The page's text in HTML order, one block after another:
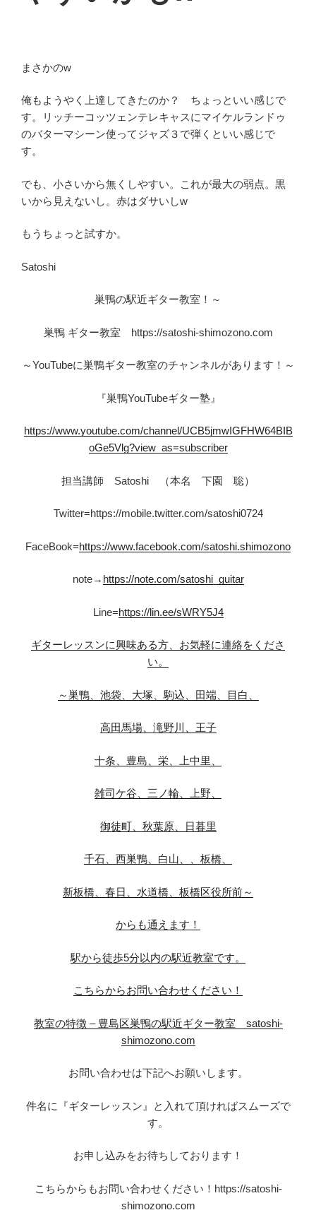
まさかのw
俺もようやく上達してきたのか？ ちょっといい感じで
す。リッチーコッツェンテレキャスにマイケルランドゥ
のバターマシーン使ってジャズ３で弾くといい感じで
す。
でも、小さいから無くしやすい。これが最大の弱点。黒
いから見えないし。赤はダサいしw
もうちょっと試すか。
Satoshi
巣鴨の駅近ギター教室！～
巣鴨 ギター教室 https://satoshi-shimozono.com
～YouTubeに巣鴨ギター教室のチャンネルがあります！～
『巣鴨YouTubeギター塾』
https://www.youtube.com/channel/UCB5jmwIGFHW64BIB
oGe5Vlg?view_as=subscriber
担当講師 Satoshi （本名 下園 聡）
Twitter=https://mobile.twitter.com/satoshi0724
FaceBook=https://www.facebook.com/satoshi.shimozono
note→ https://note.com/satoshi_guitar
Line=https://lin.ee/sWRY5J4
ギターレッスンに興味ある方、お気軽に連絡をくださ
い。
～巣鴨、池袋、大塚、駒込、田端、目白、
高田馬場、滝野川、王子
十条、豊島、栄、上中里、
雑司ケ谷、三ノ輪、上野、
御徒町、秋葉原、日暮里
千石、西巣鴨、白山、、板橋、
新板橋、春日、水道橋、板橋区役所前～
からも通えます！
駅から徒歩5分以内の駅近教室です。
こちらからお問い合わせください！
教室の特徴 – 豊島区巣鴨の駅近ギター教室 satoshi-
shimozono.com
お問い合わせは下記へお願いします。
件名に『ギターレッスン』と入れて頂ければスムーズで
す。
お申し込みをお待ちしております！
こちらからもお問い合わせください！https://satoshi-
shimozono.com